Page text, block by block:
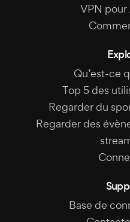
VPN
Qu’est-ce
Top 5 des
Regarder du
Regarder des
Base de